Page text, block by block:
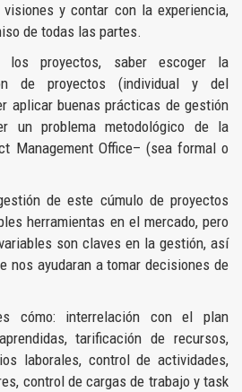
y contar con la experiencia,
de todas las partes.
proyectos, saber escoger la
de proyectos (individual y del
aplicar buenas prácticas de gestión
un problema metodológico de la
Management Office– (sea formal o
de este cúmulo de proyectos
herramientas en el mercado, pero
son claves en la gestión, así
nos ayudaran a tomar decisiones de
cómo: interrelación con el plan
tarificación de recursos,
laborales, control de actividades,
control de cargas de trabajo y task